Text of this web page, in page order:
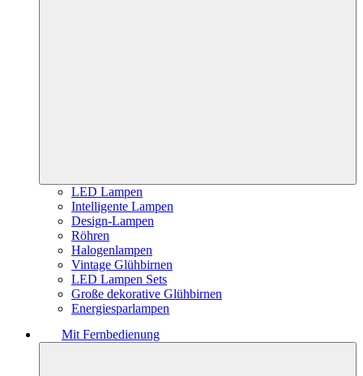
LED Lampen
Intelligente Lampen
Design-Lampen
Röhren
Halogenlampen
Vintage Glühbirnen
LED Lampen Sets
Große dekorative Glühbirnen
Energiesparlampen
Mit Fernbedienung